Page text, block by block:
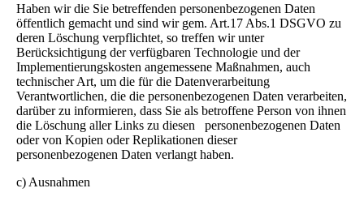
Haben wir die Sie betreffenden personenbezogenen Daten
öffentlich gemacht und sind wir gem. Art.17 Abs.1 DSGVO zu
deren Löschung verpflichtet, so treffen wir unter
Berücksichtigung der verfügbaren Technologie und der
Implementierungskosten angemessene Maßnahmen, auch
technischer Art, um die für die Datenverarbeitung
Verantwortlichen, die die personenbezogenen Daten verarbeiten,
darüber zu informieren, dass Sie als betroffene Person von ihnen
die Löschung aller Links zu diesen personenbezogenen Daten
oder von Kopien oder Replikationen dieser
personenbezogenen Daten verlangt haben.
c) Ausnahmen